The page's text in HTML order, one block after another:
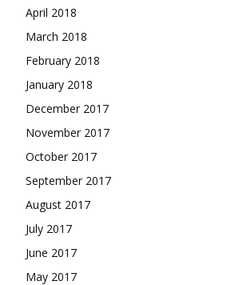
April 2018
March 2018
February 2018
January 2018
December 2017
November 2017
October 2017
September 2017
August 2017
July 2017
June 2017
May 2017